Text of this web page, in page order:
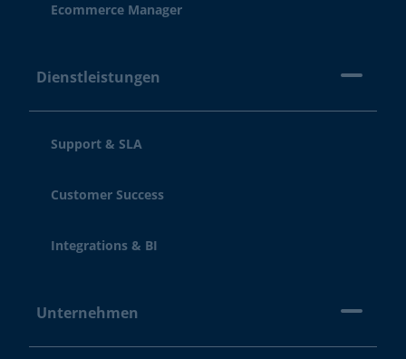
Ecommerce Manager
Dienstleistungen
Support & SLA
Customer Success
Integrations & BI
Unternehmen